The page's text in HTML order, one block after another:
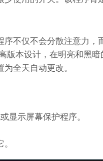
序不仅不会分散注意力
版本设计，在明亮和黑
全天自动更改。
显示屏幕保护程序。